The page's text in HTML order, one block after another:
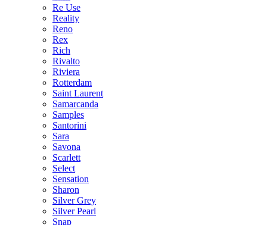
Re Use
Reality
Reno
Rex
Rich
Rivalto
Riviera
Rotterdam
Saint Laurent
Samarcanda
Samples
Santorini
Sara
Savona
Scarlett
Select
Sensation
Sharon
Silver Grey
Silver Pearl
Snap